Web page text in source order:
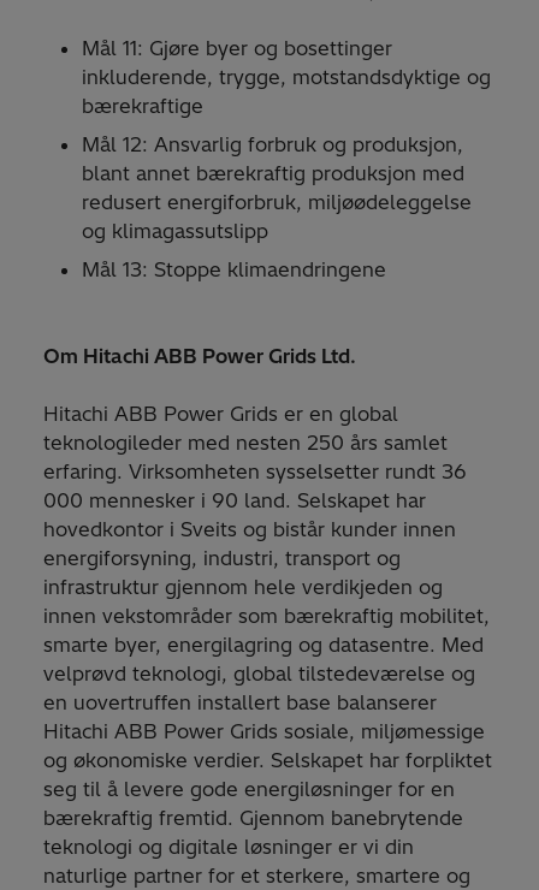
Mål 11: Gjøre byer og bosettinger
inkluderende, trygge, motstandsdyktige og
bærekraftige
Mål 12: Ansvarlig forbruk og produksjon,
blant annet bærekraftig produksjon med
redusert energiforbruk, miljøødeleggelse
og klimagassutslipp
Mål 13: Stoppe klimaendringene
Om Hitachi ABB Power Grids Ltd.
Hitachi ABB Power Grids er en global
teknologileder med nesten 250 års samlet
erfaring. Virksomheten sysselsetter rundt 36
000 mennesker i 90 land. Selskapet har
hovedkontor i Sveits og bistår kunder innen
energiforsyning, industri, transport og
infrastruktur gjennom hele verdikjeden og
innen vekstområder som bærekraftig mobilitet,
smarte byer, energilagring og datasentre. Med
velprøvd teknologi, global tilstedeværelse og
en uovertruffen installert base balanserer
Hitachi ABB Power Grids sosiale, miljømessige
og økonomiske verdier. Selskapet har forpliktet
seg til å levere gode energiløsninger for en
bærekraftig fremtid. Gjennom banebrytende
teknologi og digitale løsninger er vi din
naturlige partner for et sterkere, smartere og